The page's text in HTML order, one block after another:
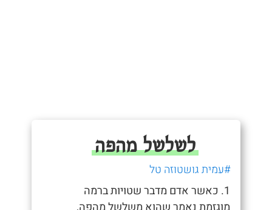
לשלשל מהפה
#עמית גושטוזה טל
1. כאשר אדם מדבר שטויות ברמה